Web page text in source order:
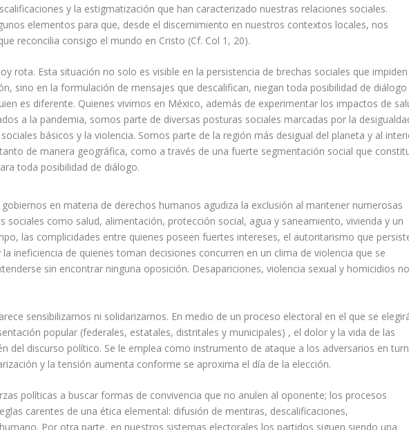
y la estigmatización que han caracterizado nuestras relaciones sociales.
elementos para que, desde el discernimiento en nuestros contextos locales, nos
reconcilia consigo el mundo en Cristo (Cf. Col 1, 20).
rota. Esta situación no solo es visible en la persistencia de brechas sociales que impiden
sino en la formulación de mensajes que descalifican, niegan toda posibilidad de diálogo
es diferente. Quienes vivimos en México, además de experimentar los impactos de
a la pandemia, somos parte de diversas posturas sociales marcadas por la
básicos y la violencia. Somos parte de la región más desigual del planeta y al
de manera geográfica, como a través de una fuerte segmentación social que
toda posibilidad de diálogo.
en materia de derechos humanos agudiza la exclusión al mantener numerosas
sociales como salud, alimentación, protección social, agua y saneamiento, vivienda y un
las complicidades entre quienes poseen fuertes intereses, el autoritarismo que
ineficiencia de quienes toman decisiones concurren en un clima de violencia que se
sin encontrar ninguna oposición. Desapariciones, violencia sexual y homicidios no
sensibilizarnos ni solidarizarnos. En medio de un proceso electoral en el que se
popular (federales, estatales, distritales y municipales) , el dolor y la vida de las
del discurso político. Se le emplea como instrumento de ataque a los adversarios en
y la tensión aumenta conforme se aproxima el día de la elección.
políticas a buscar formas de convivencia que no anulen al oponente; los procesos
carentes de una ética elemental: difusión de mentiras, descalificaciones,
Por otra parte, en nuestros sistemas electorales los partidos siguen siendo una